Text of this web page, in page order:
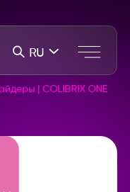
RU
COLIBRIX ONE